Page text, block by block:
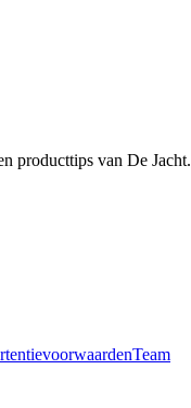
producttips van De Jacht.
Team